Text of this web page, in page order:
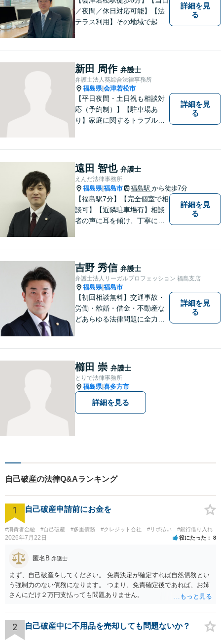
／夜間／休日対応可能】【法
テラス利用】その地域で起こ
原動力です。トラブルがより
複雑化してしまう前に、ぜひ
お気軽にご連絡ください。
詳細を見
る
新田 周作 弁護士
弁護士法人葵綜合法律事務所
福島県|会津若松市
【平日夜間・土日祝も相談対
応（予約制）】【駐車場あ
り】家庭に関するトラブルか
詳細を見
る
遠田 智也 弁護士
えんだ法律事務所
福島県|福島市 福島駅 から徒歩7分
【福島駅7分】【完全個室で相
談可】【近隣駐車場有】相談
者の声に耳を傾け、丁寧にわ
った」と思っていただけるよ
うに全力を尽くしていきま
す。
詳細を見
る
吉野 秀信 弁護士
弁護士法人リーガルプロフェッション 福島支店
福島県|福島市
【初回相談無料】交通事故・
労働・離婚・借金・不動産な
どあらゆる法律問題に全力を
くことを最も重視ししていま
す。お困りの方はまずはご相
談ください。
詳細を見
る
櫛田 崇 弁護士
とりで法律事務所
福島県|喜多方市
詳細を見る
自己破産の法律Q&Aランキング
1 自己破産申請前にお金を
#消費者金融 #自己破産 #多重債務 #クレジット会社 #リボ払い #銀行借り入れ
2026年7月22日 役にたった 8
匿名B 弁護士
まず、自己破産をしてください。 免責決定が確定すれば自然債務とい
う強制力のない債務になります。 つまり、免責確定後であれば、お姉
さんにだけ２万円支払っても問題ありません。
2 自己破産中に不用品を売却しても問題ないか？